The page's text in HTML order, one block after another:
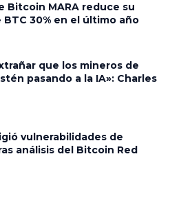
Bitcoin MARA reduce su
30% en el último año
que los mineros de
pasando a la IA»: Charles
vulnerabilidades de
análisis del Bitcoin Red